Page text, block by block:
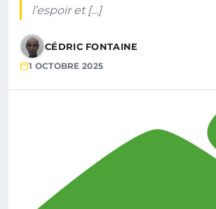
l’espoir et […]
CÉDRIC FONTAINE
1 OCTOBRE 2025